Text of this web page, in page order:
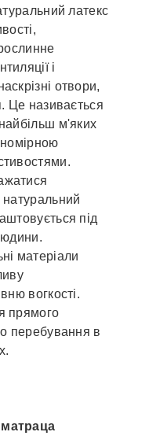
латекс
і
отвори,
Це називається
м'яких
натуральний
під
матеріали
вогкості.
прямого
перебування в